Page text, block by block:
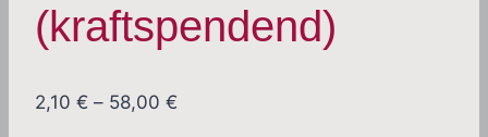
(kraftspendend)
2,10 € – 58,00 €